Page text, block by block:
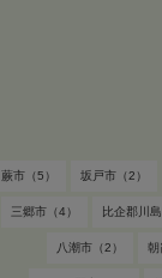
蕨市（5） 坂戸市（2）
三郷市（4） 比企郡川島
八潮市（2） 朝